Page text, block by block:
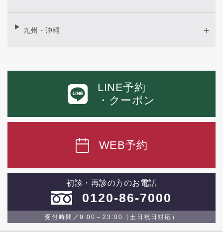
九州・沖縄
LINE予約
・クーポン
WEB予約
初診・再診の方のお電話
0120-86-7000
受付時間／9:00～23:00（土日祝日対応）